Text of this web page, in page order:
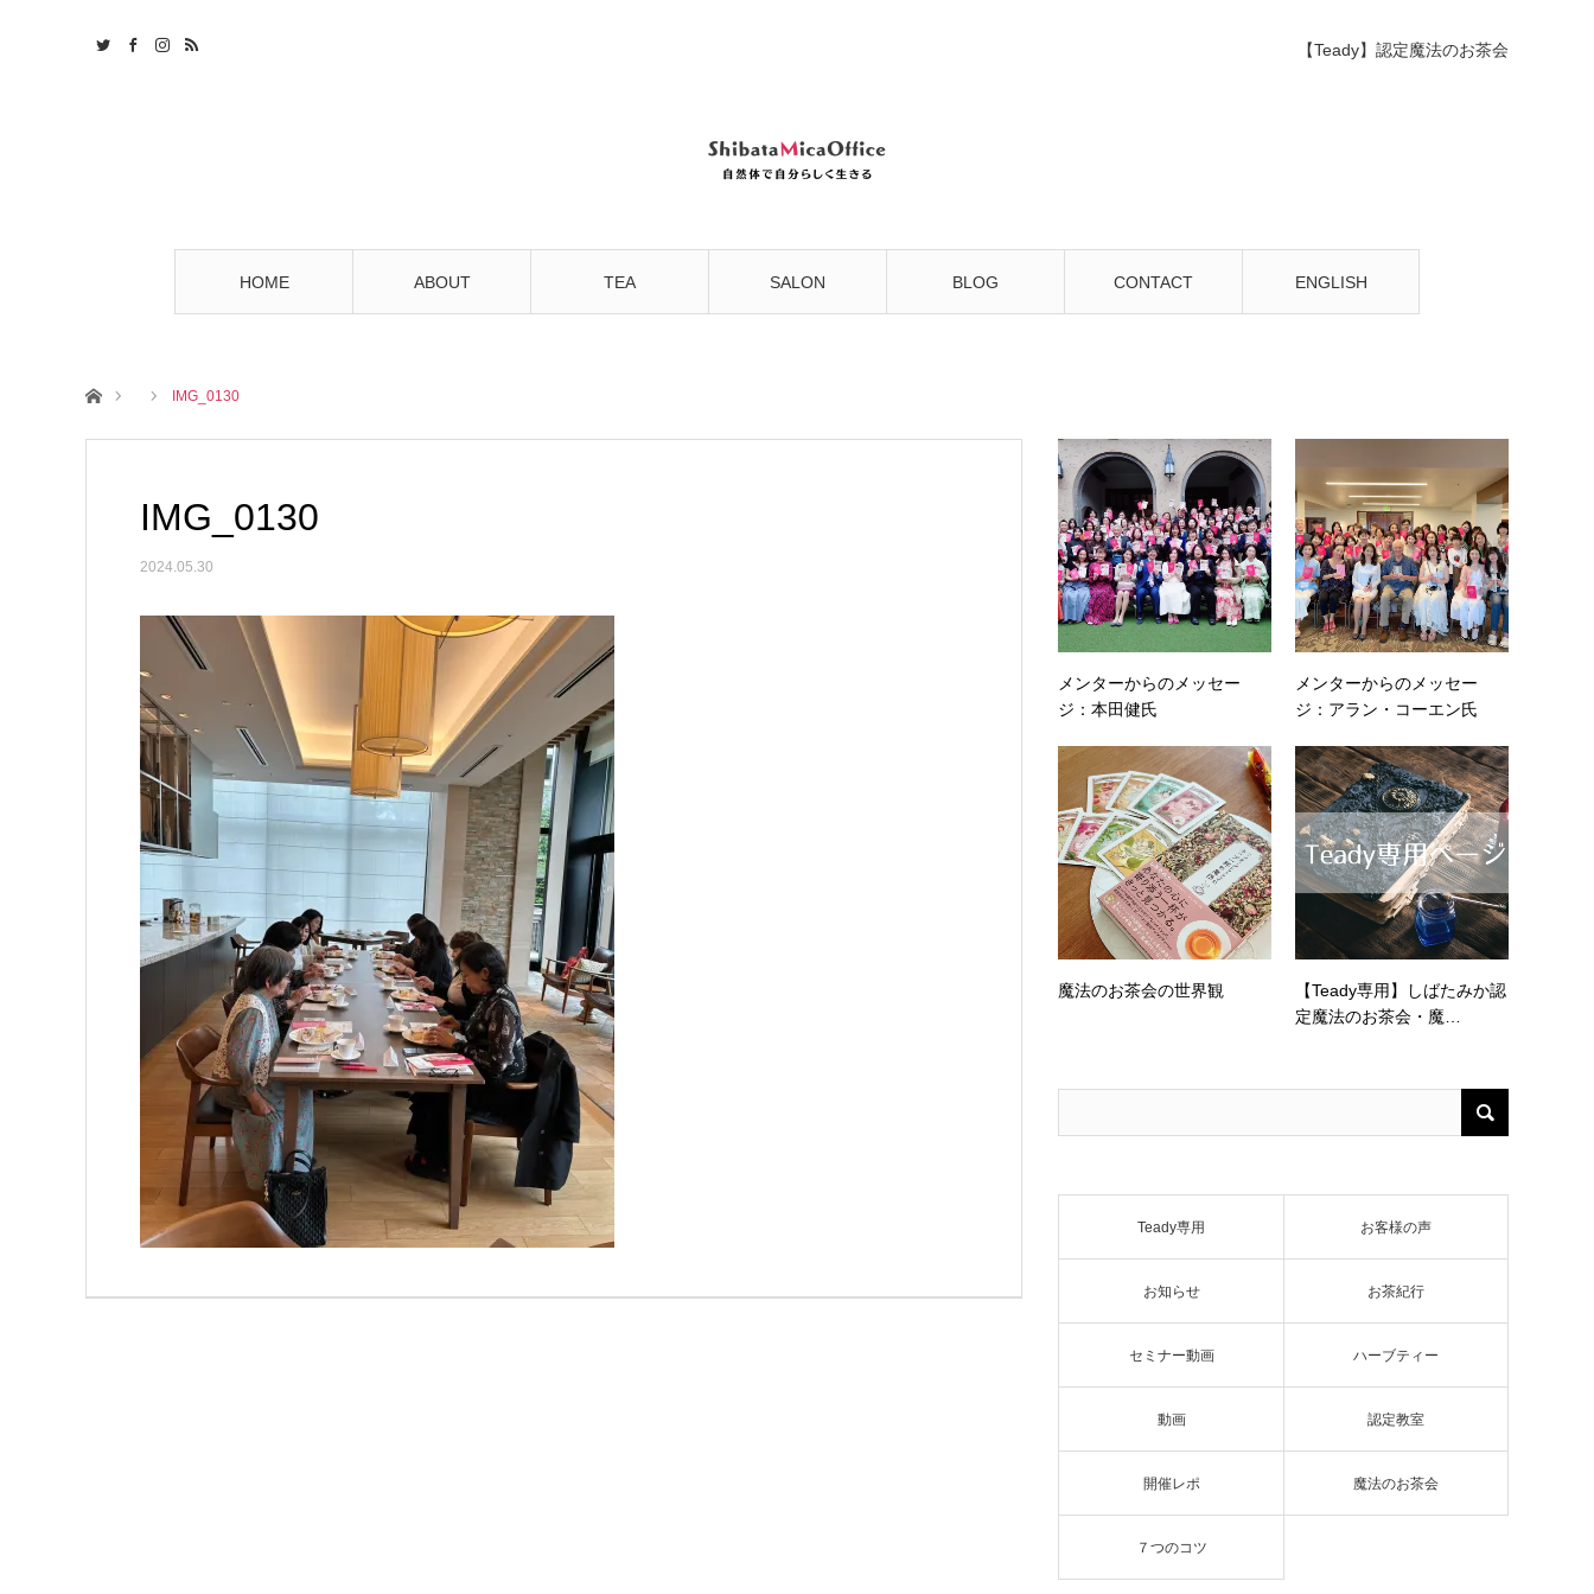
HOME ABOUT TEA SALON BLOG CONTACT ENGLISH
【Teady】認定魔法のお茶会
ホーム IMG_0130
IMG_0130
2024.05.30
メンターからのメッセー
ジ：本田健氏
メンターからのメッセー
ジ：アラン・コーエン氏
魔法のお茶会の世界観
【Teady専用】しばたみか認
定魔法のお茶会・魔…
Teady専用 お客様の声
お知らせ お茶紀行
セミナー動画 ハーブティー
動画 認定教室
開催レポ 魔法のお茶会
７つのコツ